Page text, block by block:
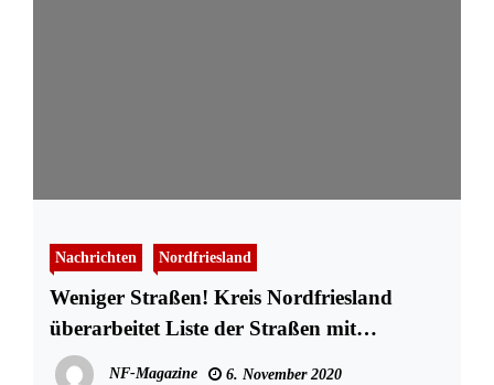
Nachrichten Nordfriesland
Weniger Straßen! Kreis Nordfriesland
überarbeitet Liste der Straßen mit
Maskenpflicht
NF-Magazine 6. November 2020